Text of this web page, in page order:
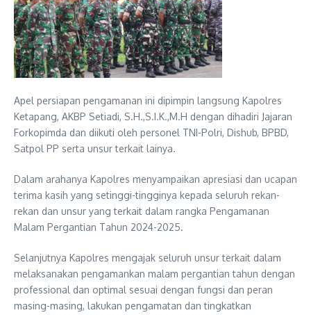
Apel persiapan pengamanan ini dipimpin langsung Kapolres
Ketapang, AKBP Setiadi, S.H.,S.I.K.,M.H dengan dihadiri Jajaran
Forkopimda dan diikuti oleh personel TNI-Polri, Dishub, BPBD,
Satpol PP serta unsur terkait lainya.
Dalam arahanya Kapolres menyampaikan apresiasi dan ucapan
terima kasih yang setinggi-tingginya kepada seluruh rekan-
rekan dan unsur yang terkait dalam rangka Pengamanan
Malam Pergantian Tahun 2024-2025.
Selanjutnya Kapolres mengajak seluruh unsur terkait dalam
melaksanakan pengamankan malam pergantian tahun dengan
professional dan optimal sesuai dengan fungsi dan peran
masing-masing, lakukan pengamatan dan tingkatkan